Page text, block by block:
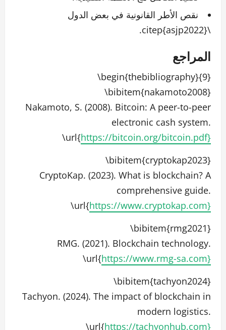
نقص الأطر القانونية في بعض الدول
\citep{asjp2022}.
المراجع
\begin{thebibliography}{9}
\bibitem{nakamoto2008}
Nakamoto, S. (2008). Bitcoin: A peer-to-peer
electronic cash system.
\url{https://bitcoin.org/bitcoin.pdf}
\bibitem{cryptokap2023}
CryptoKap. (2023). What is blockchain? A
comprehensive guide.
\url{https://www.cryptokap.com}
\bibitem{rmg2021}
RMG. (2021). Blockchain technology.
\url{https://www.rmg-sa.com}
\bibitem{tachyon2024}
Tachyon. (2024). The impact of blockchain in
modern logistics.
\url{https://tachyonhub.com}